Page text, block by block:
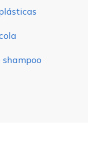
shampoo